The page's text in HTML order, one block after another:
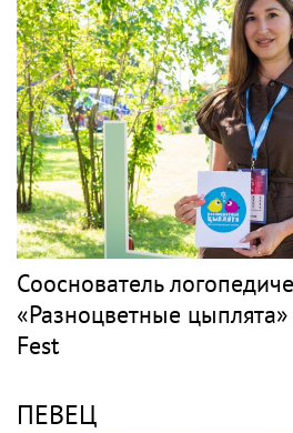
Сооснователь
«Разноцветные
Fest
ПЕВЕЦ